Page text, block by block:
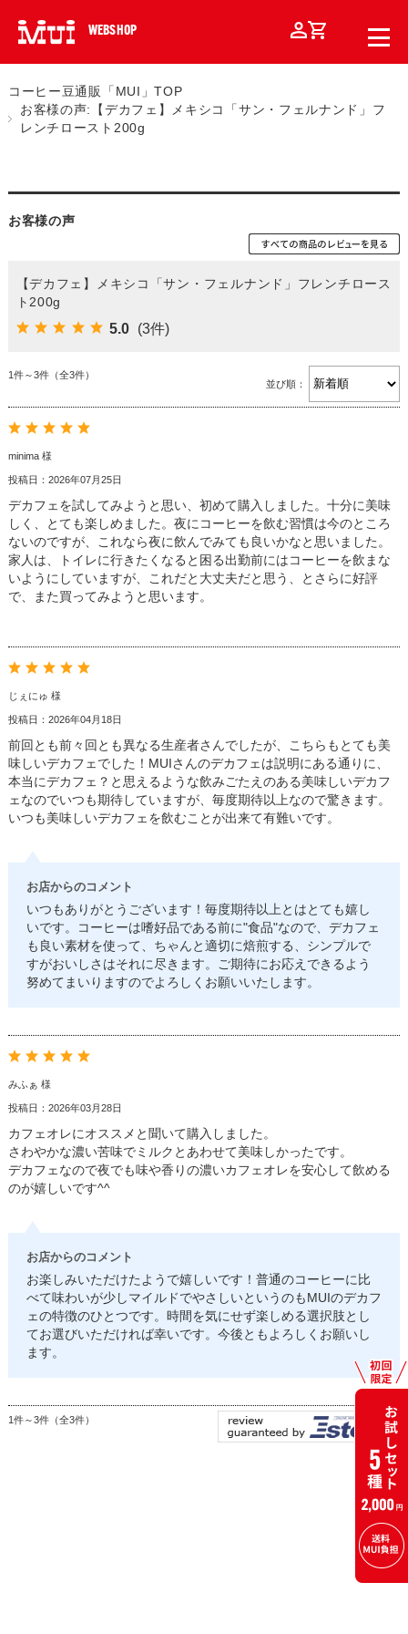
WEBSHOP
コーヒー豆通販「MUI」TOP
お客様の声:【デカフェ】メキシコ「サン・フェルナンド」フ
レンチロースト200g
お客様の声
【デカフェ】メキシコ「サン・フェルナンド」フレンチロース
ト200g
5.0 (3件)
1件～3件（全3件）
並び順：
minima 様
投稿日：2026年07月25日
デカフェを試してみようと思い、初めて購入しました。十分に美味
しく、とても楽しめました。夜にコーヒーを飲む習慣は今のところ
ないのですが、これなら夜に飲んでみても良いかなと思いました。
家人は、トイレに行きたくなると困る出勤前にはコーヒーを飲まな
いようにしていますが、これだと大丈夫だと思う、とさらに好評
で、また買ってみようと思います。
じぇにゅ 様
投稿日：2026年04月18日
前回とも前々回とも異なる生産者さんでしたが、こちらもとても美
味しいデカフェでした！MUIさんのデカフェは説明にある通りに、
本当にデカフェ？と思えるような飲みごたえのある美味しいデカフ
ェなのでいつも期待していますが、毎度期待以上なので驚きます。
いつも美味しいデカフェを飲むことが出来て有難いです。
お店からのコメント
いつもありがとうございます！毎度期待以上とはとても嬉し
いです。コーヒーは嗜好品である前に"食品"なので、デカフェ
も良い素材を使って、ちゃんと適切に焙煎する、シンプルで
すがおいしさはそれに尽きます。ご期待にお応えできるよう
努めてまいりますのでよろしくお願いいたします。
みふぁ 様
投稿日：2026年03月28日
カフェオレにオススメと聞いて購入しました。
さわやかな濃い苦味でミルクとあわせて美味しかったです。
デカフェなので夜でも味や香りの濃いカフェオレを安心して飲める
のが嬉しいです^^
お店からのコメント
お楽しみいただけたようで嬉しいです！普通のコーヒーに比
べて味わいが少しマイルドでやさしいというのもMUIのデカフ
ェの特徴のひとつです。時間を気にせず楽しめる選択肢とし
てお選びいただければ幸いです。今後ともよろしくお願いし
ます。
1件～3件（全3件）